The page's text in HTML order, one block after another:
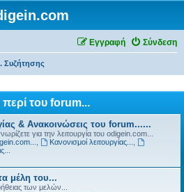
Σύνδεση
Εγγραφή
Συζήτησης
περί του forum...
& Ανακοινώσεις του forum......
για την λειτουργία του odigein.com...
Κανονισμοί λειτουργίας...
μέλη του...
των μελών...